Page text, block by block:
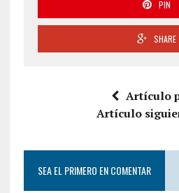
PIN
SHARE
Artículo
Artículo
SEA EL PRIMERO EN COMENTAR